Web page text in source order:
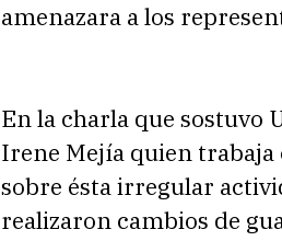
amenazara a los
En la charla que sostuvo
Irene Mejía quien trabaja
sobre ésta irregular
realizaron cambios de